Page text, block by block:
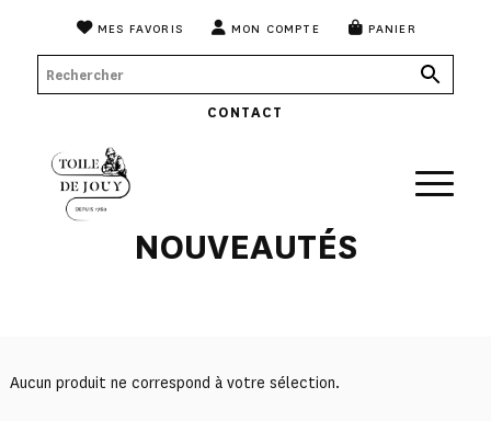
MES FAVORIS MON COMPTE PANIER
CONTACT
NOUVEAUTÉS
Aucun produit ne correspond à votre sélection.